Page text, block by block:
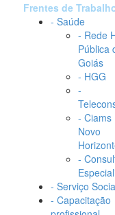
Frentes de
- Saúde
- Rede
Pública
Goiás
- HGG
-
- Ciams
Novo
-
- Serviço
- Capacitação